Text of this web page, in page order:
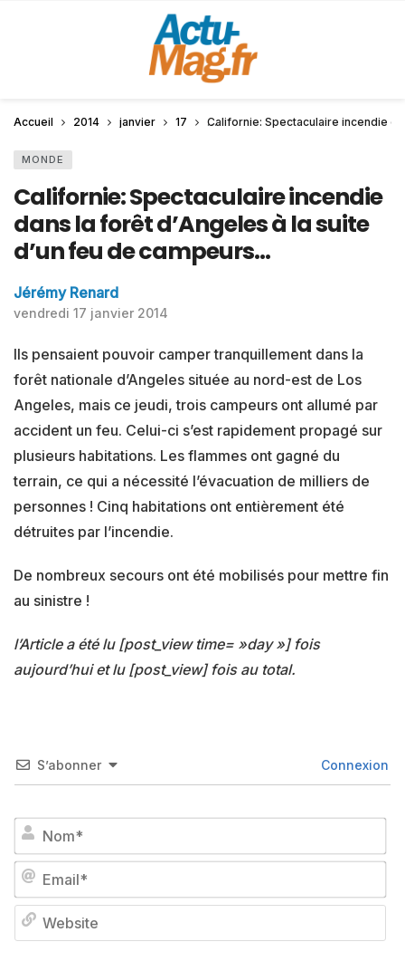
Accueil 2014 janvier 17 Californie: Spectaculaire incendie
MONDE
Californie: Spectaculaire incendie
dans la forêt d’Angeles à la suite
d’un feu de campeurs…
Jérémy Renard
vendredi 17 janvier 2014
Ils pensaient pouvoir camper tranquillement dans la
forêt nationale d’Angeles située au nord-est de Los
Angeles, mais ce jeudi, trois campeurs ont allumé par
accident un feu. Celui-ci s’est rapidement propagé sur
plusieurs habitations. Les flammes ont gagné du
terrain, ce qui a nécessité l’évacuation de milliers de
personnes ! Cinq habitations ont entièrement été
détruites par l’incendie.
De nombreux secours ont été mobilisés pour mettre fin
au sinistre !
l’Article a été lu [post_view time= »day »] fois
aujourd’hui et lu [post_view] fois au total.
S’abonner Connexion